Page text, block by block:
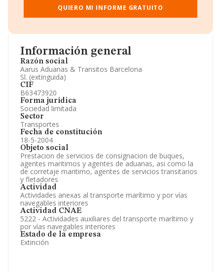
Información general
Razón social
Aarus Aduanas & Transitos Barcelona
Sl. (extinguida)
CIF
B63473920
Forma jurídica
Sociedad limitada
Sector
Transportes
Fecha de constitución
18-5-2004
Objeto social
Prestacion de servicios de consignacion de buques,
agentes maritimos y agentes de aduanas, asi como la
de corretaje maritimo, agentes de servicios transitarios
y fletadores
Actividad
Actividades anexas al transporte marítimo y por vías
navegables interiores
Actividad CNAE
5222 - Actividades auxiliares del transporte marítimo y
por vías navegables interiores
Estado de la empresa
Extinción
Informe Mercantil Completo (BORME).
Gráficos de Evolución Ventas y Empleados.
Consejo de Administración y Administradores.
Accionistas.
Artículos de prensa publicados sobre la empresa.
Información oficial y registral complementaria.
QUIERO MI INFORME GRATUITO